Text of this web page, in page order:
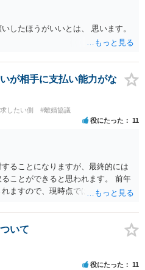
したほうがいいとは、 思います。
が相手に支払い能力がな
したい側 #離婚協議
役にたった 11
ることになりますが、最終的には
ことができると思われます。 前年
ますので、現時点では少額しか取
ます。 仮に中絶する場合でも、相
っかりしてくれない場合には、慰謝
す。 いずれにせよ、親御さんとの
ので、一度話し合った上で、法律
がよろしいかと思います。
いて
役にたった 11